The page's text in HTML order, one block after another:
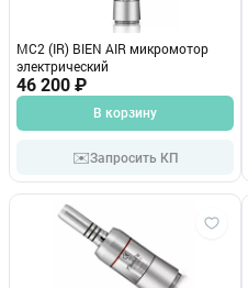
МС2 (IR) BIEN AIR микромотор
электрический
46 200 ₽
В корзину
✉️Запросить КП